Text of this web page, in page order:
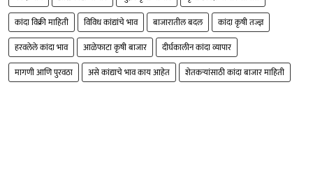
कांदा विक्री माहिती
विविध कांद्यांचे भाव बाजारातील बदल
कांदा कृषी तज्ज्ञ
हरवलेले कांदा भाव
आळेफाटा कृषी बाजार
दीर्घकालीन कांदा व्यापार
मागणी आणि पुरवठा
असे कांद्याचे भाव काय आहेत शेतकऱ्यांसाठी कांदा बाजार माहिती